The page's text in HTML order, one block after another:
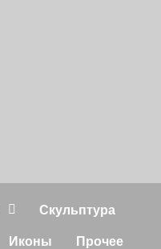
Скульптура
Иконы Прочее